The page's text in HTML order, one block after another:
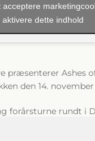
acceptere
aktivere dette indhold
præsenterer Ashes
den 14. november
forårsturne rundt i